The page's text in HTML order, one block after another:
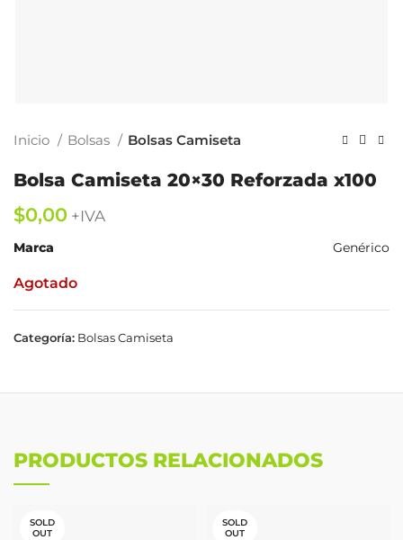
Inicio Bolsas Bolsas Camiseta
Bolsa Camiseta 20×30 Reforzada x100
$
Marca Genérico
Agotado
Categoría: Bolsas Camiseta
PRODUCTOS RELACIONADOS
SOLD
OUT
SOLD
OUT